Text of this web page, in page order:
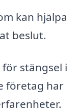
kan hjälpa
beslut.
stängsel i
företag har